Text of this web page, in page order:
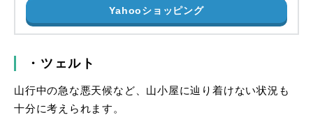
Yahooショッピング
・ツェルト
山行中の急な悪天候など、山小屋に辿り着けない状況も
十分に考えられます。